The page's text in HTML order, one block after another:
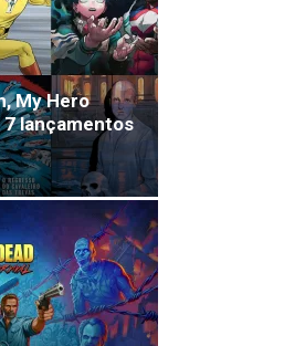
My Hero
7 lançamentos